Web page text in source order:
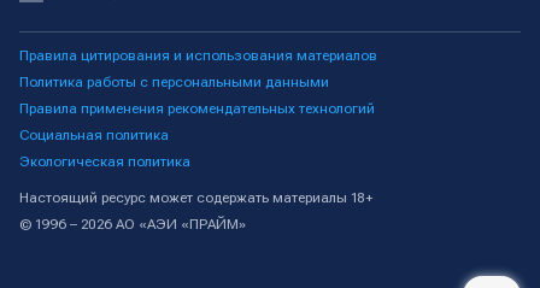
Правила цитирования и использования материалов
Политика работы с персональными данными
Правила применения рекомендательных технологий
Социальная политика
Экологическая политика
Настоящий ресурс может содержать материалы 18+
© 1996 – 2026 АО «АЭИ «ПРАЙМ»